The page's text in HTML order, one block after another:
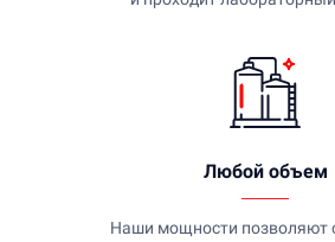
Любой объем
Наши мощности позволяют